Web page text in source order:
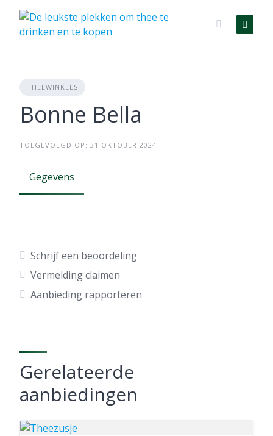
content
THEEWINKELS
Bonne Bella
TOEGEVOEGD OP: 31 OKTOBER 2024
Gegevens
Schrijf een beoordeling
Vermelding claimen
Aanbieding rapporteren
Gerelateerde
aanbiedingen